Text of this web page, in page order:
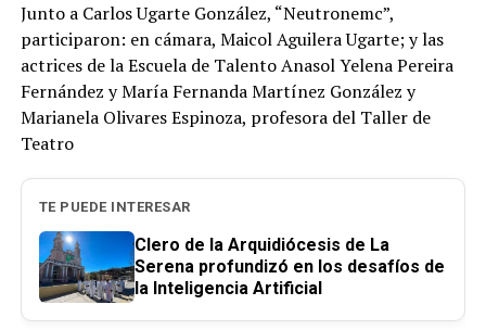
Junto a Carlos Ugarte González, “Neutronemc”,
participaron: en cámara, Maicol Aguilera Ugarte; y las
actrices de la Escuela de Talento Anasol Yelena Pereira
Fernández y María Fernanda Martínez González y
Marianela Olivares Espinoza, profesora del Taller de
Teatro
TE PUEDE INTERESAR
Clero de la Arquidiócesis de La
Serena profundizó en los desafíos de
la Inteligencia Artificial